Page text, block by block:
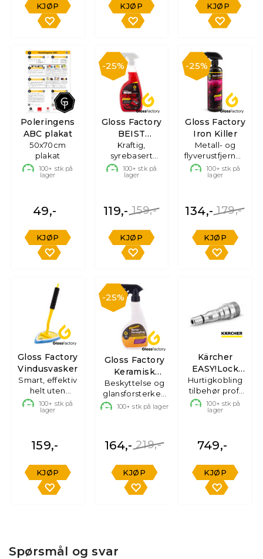
KJØP KJØP KJØP
Poleringens
ABC plakat
50x70cm
plakat
100+ stk på
lager
49,-
KJØP
25%
Gloss Factory
BEIST
Felgrens
Kraftig,
syrebasert
felgrens -
750ml
100+ stk på
lager
159,-
119,-
KJØP
25%
Gloss Factory
Iron Killer
Metall- og
flyverustfjerner,
500ml
100+ stk på
lager
179,-
134,-
KJØP
Gloss Factory
Vindusvasker
Smart, effektiv
helt uten
"streaks"
100+ stk på
lager
159,-
KJØP
25%
Gloss Factory
Keramisk
Sprayforsegling
Beskyttelse og
glansforsterker,
500ml
100+ stk på lager
219,-
164,-
KJØP
Kärcher
EASY!Lock
Quick
hankobling
Hurtigkobling
tilbehør proff
(hann)
100+ stk på
lager
749,-
KJØP
Spørsmål og svar